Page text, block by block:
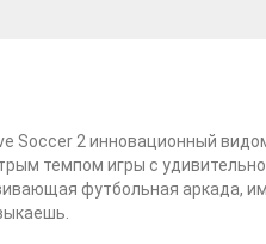
Soccer 2 инновационный
темпом игры с
футбольная аркада,